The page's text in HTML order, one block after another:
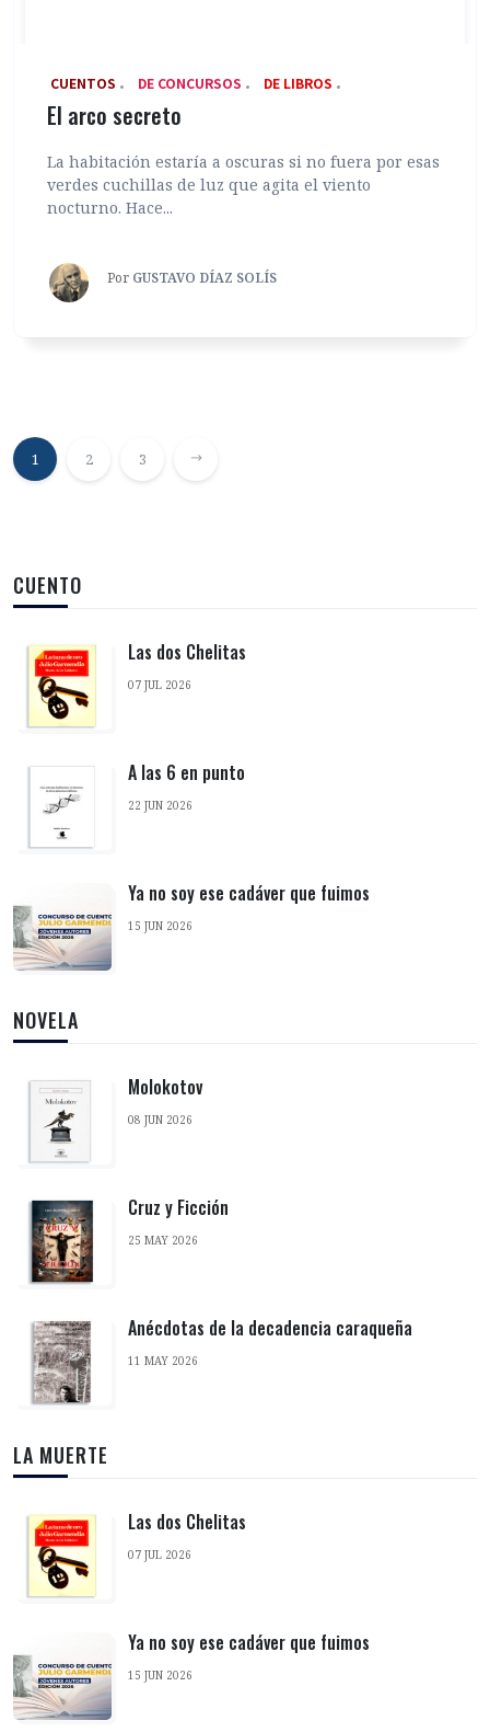
‎ CUENTOS DE CONCURSOS DE LIBROS
El arco secreto
La habitación estaría a oscuras si no fuera por esas
verdes cuchillas de luz que agita el viento
nocturno. Hace...
Por GUSTAVO DÍAZ SOLÍS
1 2 3
CUENTO
Las dos Chelitas
07 JUL 2026
A las 6 en punto
22 JUN 2026
Ya no soy ese cadáver que fuimos
15 JUN 2026
NOVELA
Molokotov
08 JUN 2026
Cruz y Ficción
25 MAY 2026
Anécdotas de la decadencia caraqueña
11 MAY 2026
LA MUERTE
Las dos Chelitas
07 JUL 2026
Ya no soy ese cadáver que fuimos
15 JUN 2026